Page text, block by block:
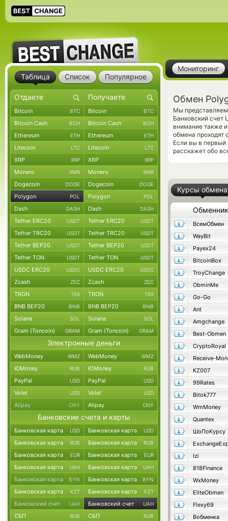
Мониторинг
Обмен
Мы
Банковский счет
внимание также
обмена проходят
Если вы в первый
расскажет обо
Курсы обмена
Обменник
ВсемОбмен
WayBit
Payex24
BitcoinBox
TroyChange
ObminMe
Go-Go
Ant
Amgchange
Best-Obmen
CryptoRoyal
Receive-
KZ007
99Rates
Bitok777
WmMoney
Quantex
ШоПоКурсу
Izi
818Finance
WxMoney
EliteObmen
Flexy69
Вобменка
Таблица Список Популярное
Bitcoin BTC Bitcoin BTC
Bitcoin Cash BCH Bitcoin Cash BCH
Ethereum ETH Ethereum ETH
Litecoin LTC Litecoin LTC
XRP XRP XRP XRP
Monero XMR Monero XMR
Dogecoin DOGE Dogecoin DOGE
Polygon POL Polygon POL
Dash DASH Dash DASH
Tether ERC20 USDT Tether ERC20 USDT
Tether TRC20 USDT Tether TRC20 USDT
Tether BEP20 USDT Tether BEP20 USDT
Tether TON USDT Tether TON USDT
USDC ERC20 USDC USDC ERC20 USDC
Zcash ZEC Zcash ZEC
TRON TRX TRON TRX
BNB BEP20 BNB BNB BEP20 BNB
Solana SOL Solana SOL
Gram (Toncoin) GRAM Gram (Toncoin) GRAM
Электронные деньги
WebMoney WMZ WebMoney WMZ
ЮMoney RUB ЮMoney RUB
PayPal USD PayPal USD
Volet USD Volet USD
Alipay CNY Alipay CNY
Банковские счета и карты
Банковская карта USD Банковская карта USD
Банковская карта RUB Банковская карта RUB
Банковская карта EUR Банковская карта EUR
Банковская карта UAH Банковская карта UAH
Банковская карта BYN Банковская карта BYN
Банковская карта KZT Банковская карта KZT
Банковский счет UAH Банковский счет UAH
СБП RUB СБП RUB